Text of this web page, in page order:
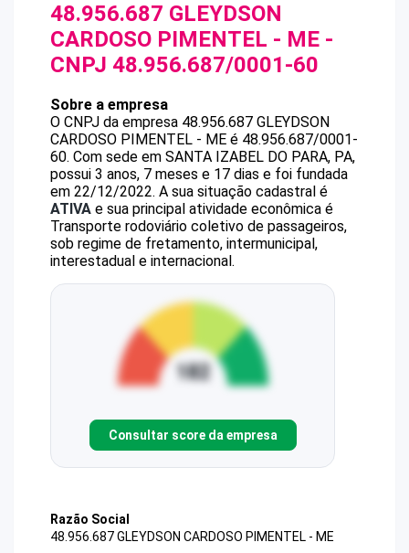
48.956.687 GLEYDSON
CARDOSO PIMENTEL - ME -
CNPJ 48.956.687/0001-60
Sobre a empresa
O CNPJ da empresa 48.956.687 GLEYDSON
CARDOSO PIMENTEL - ME é 48.956.687/0001-
60. Com sede em SANTA IZABEL DO PARA, PA,
possui 3 anos, 7 meses e 17 dias e foi fundada
em 22/12/2022. A sua situação cadastral é
ATIVA e sua principal atividade econômica é
Transporte rodoviário coletivo de passageiros,
sob regime de fretamento, intermunicipal,
interestadual e internacional.
Consultar score da empresa
Razão Social
48.956.687 GLEYDSON CARDOSO PIMENTEL - ME